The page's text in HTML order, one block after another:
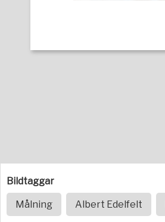
Bildtaggar
Målning Albert Edelfelt